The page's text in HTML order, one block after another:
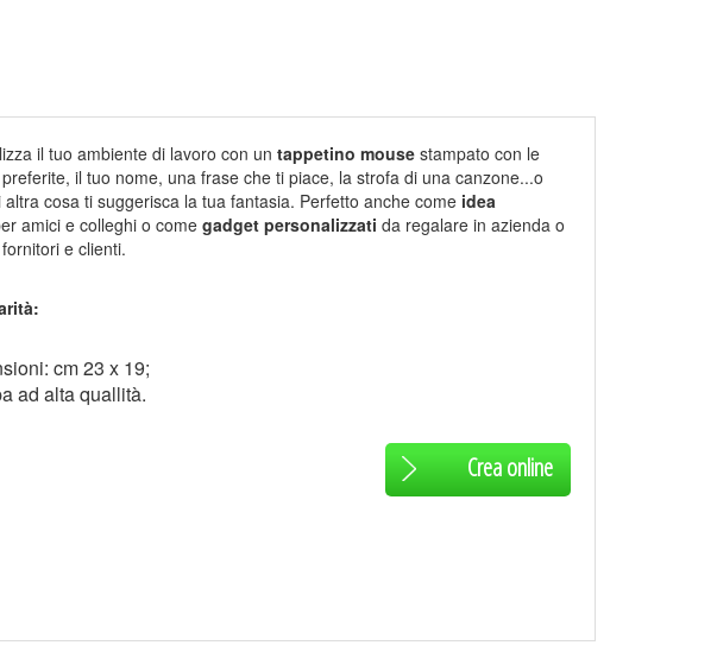
il tuo ambiente di lavoro con un tappetino mouse stampato con le
preferite, il tuo nome, una frase che ti piace, la strofa di una canzone...o
altra cosa ti suggerisca la tua fantasia. Perfetto anche come idea
amici e colleghi o come gadget personalizzati da regalare in azienda o
e clienti.
cm 23 x 19;
ad alta quallità.
Crea online